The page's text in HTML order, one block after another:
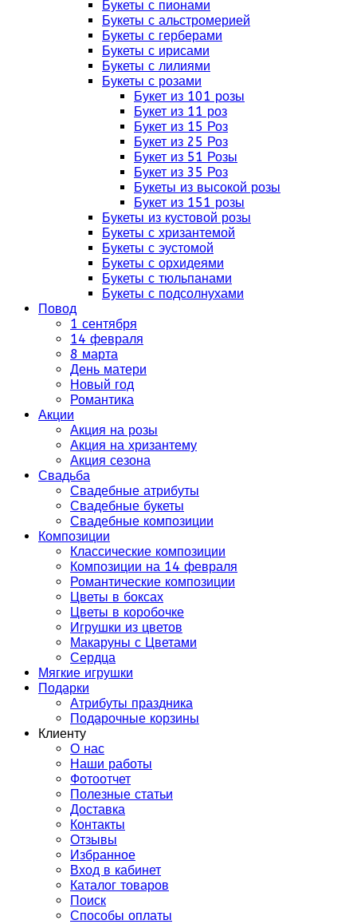
Букеты с пионами
Букеты с альстромерией
Букеты с герберами
Букеты с ирисами
Букеты с лилиями
Букеты с розами
Букет из 101 розы
Букет из 11 роз
Букет из 15 Роз
Букет из 25 Роз
Букет из 51 Розы
Букет из 35 Роз
Букеты из высокой розы
Букет из 151 розы
Букеты из кустовой розы
Букеты с хризантемой
Букеты с эустомой
Букеты с орхидеями
Букеты с тюльпанами
Букеты с подсолнухами
Повод
1 сентября
14 февраля
8 марта
День матери
Новый год
Романтика
Акции
Акция на розы
Акция на хризантему
Акция сезона
Свадьба
Свадебные атрибуты
Свадебные букеты
Свадебные композиции
Композиции
Классические композиции
Композиции на 14 февраля
Романтические композиции
Цветы в боксах
Цветы в коробочке
Игрушки из цветов
Макаруны с Цветами
Сердца
Мягкие игрушки
Подарки
Атрибуты праздника
Подарочные корзины
Клиенту
О нас
Наши работы
Фотоотчет
Полезные статьи
Доставка
Контакты
Отзывы
Избранное
Вход в кабинет
Каталог товаров
Поиск
Способы оплаты